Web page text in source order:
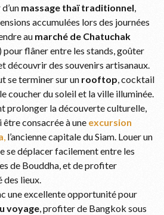
massage thaï traditionnel,
accumulées lors des journées
au marché de Chatuchak
flâner entre les stands, goûter
découvrir des souvenirs artisanaux.
se terminer sur un rooftop, cocktail
coucher du soleil et la ville illuminée.
prolonger la découverte culturelle,
consacrée à une excursion
, l’ancienne capitale du Siam. Louer un
se déplacer facilement entre les
de Bouddha, et de profiter
des lieux.
une excellente opportunité pour
voyage, profiter de Bangkok sous